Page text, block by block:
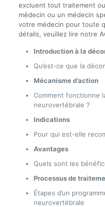
excluent tout traitement
médecin ou un médecin
votre médecin pour toute
détails, veuillez lire notre
Introduction à la
Qu’est-ce que la
Mécanisme d’action
Comment fonctionne
neurovertébrale ?
Indications
Pour qui est-elle
Avantages
Quels sont les
Processus de
Étapes d’un
neurovertébrale